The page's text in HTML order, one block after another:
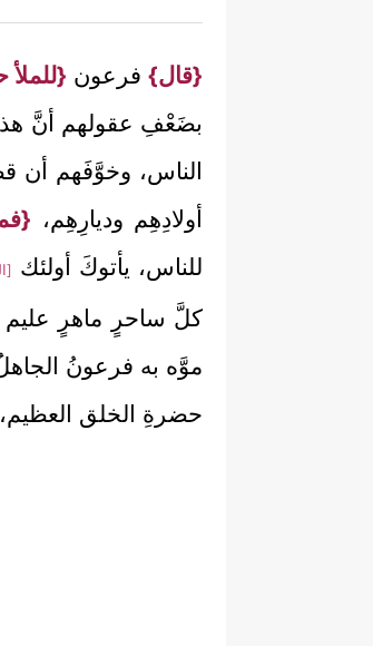
{قال}فرعون {للملأ
بضَعْفِ عقولهم أنَّ
الناس، وخوَّفَهم أن
أولادِهِم وديارِهِم،
للناس، يأتوكَ أولئك
كلَّ ساحرٍ ماهرٍ
موَّه به فرعونُ
حضرةِ الخلق